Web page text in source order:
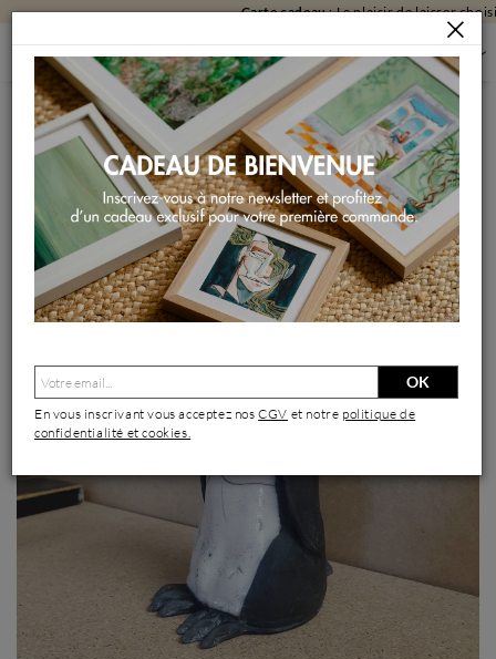
Carte cadeau: Le plaisir de laisser choisir !
SCULPTURES SCULPTURES PAR FORMAT
SCULPTURES MOYEN FORMAT
MANCHOT 6
Sculpture Manchot 6 par Escoffier Odile | Sculpture Figuratif
Animaux Raku
OK
En vous inscrivant vous acceptez nosCGV et notre politique de
confidentialité et cookies.